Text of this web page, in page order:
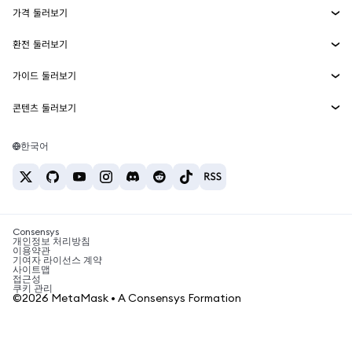
MetaMask Connect
Snaps
웹3 서비스
보안
고객 지원
채용
가격 둘러보기
이더리움 가격
솔라나 가격
테더 가격
환전 둘러보기
ETH를 USD로 환전
USDT를 INR로 환전
BTC를 INR로 환전
ETH를 USDT로 환전
가이드 둘러보기
ETH 매수
USDT 매수
SHIB 매수
BNB 매수
콘텐츠 둘러보기
솔라나 지갑
암호화폐 세금 뉴스
암호화폐 매수 방법
비트코인 매도 방법
한국어
Consensys
개인정보 처리방침
이용약관
기여자 라이선스 계약
사이트맵
접근성
쿠키 관리
©2026 MetaMask • A Consensys Formation